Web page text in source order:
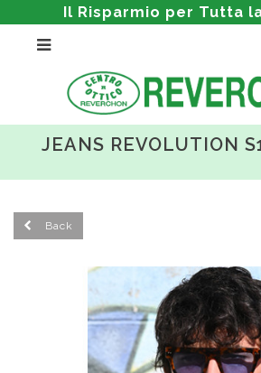
Il Risparmio per Tutta
JEANS REVOLUTION
Back